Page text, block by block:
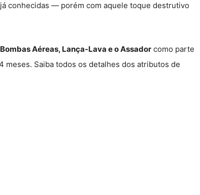
conhecidas — porém com aquele toque destrutivo
Bombas Aéreas, Lança-Lava e o Assador como parte
Saiba todos os detalhes dos atributos de